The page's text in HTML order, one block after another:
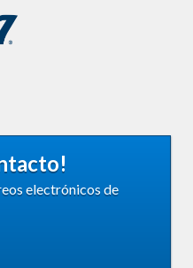
electrónicos de